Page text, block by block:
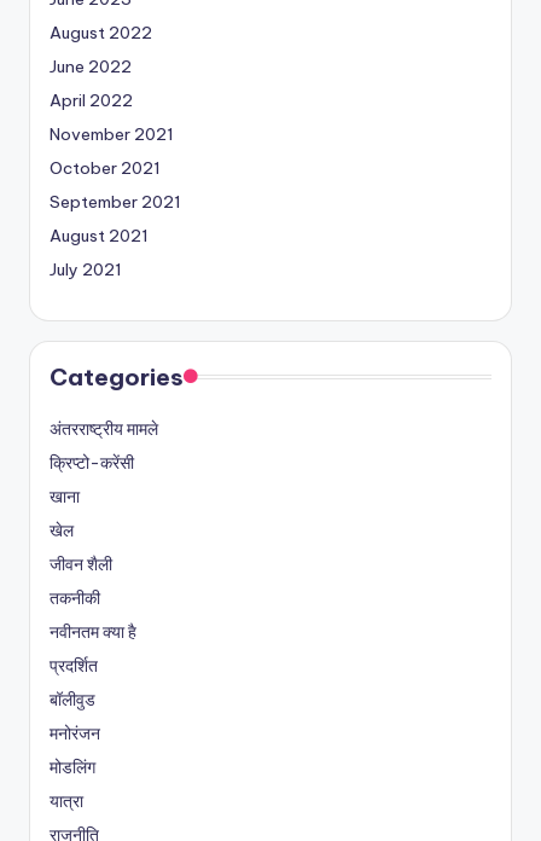
August 2022
June 2022
April 2022
November 2021
October 2021
September 2021
August 2021
July 2021
Categories
अंतरराष्ट्रीय मामले
क्रिप्टो-करेंसी
खाना
खेल
जीवन शैली
तकनीकी
नवीनतम क्या है
प्रदर्शित
बॉलीवुड
मनोरंजन
मोडलिंग
यात्रा
राजनीति